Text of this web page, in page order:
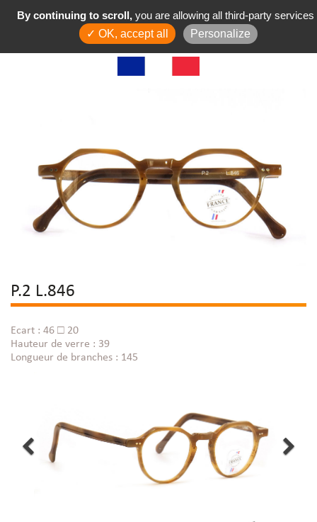
P.2 L.846
Ecart : 46 □ 20
Hauteur de verre : 39
Longueur de branches : 145
By continuing to scroll, you are allowing all third-party services
✓ OK, accept all
Personalize